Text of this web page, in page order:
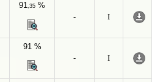
91,35 %
-
I
91 %
-
I